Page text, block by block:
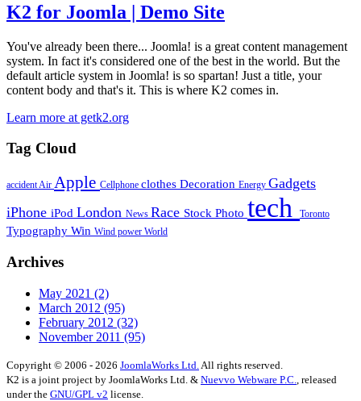
K2 for Joomla | Demo Site
You've already been there... Joomla! is a great content management
system. In fact it's considered one of the best in the world. But the
default article system in Joomla! is so spartan! Just a title, your
content body and that's it. This is where K2 comes in.
Learn more at getk2.org
Tag Cloud
accidentAir Apple Cellphone clothes Decoration Energy Gadgets
iPhone iPod London News Race Stock Photo tech Toronto
Typography Win Wind power World
Archives
May 2021 (2)
March 2012 (95)
February 2012 (32)
November 2011 (95)
Copyright © 2006 - 2026 JoomlaWorks Ltd. All rights reserved.
K2 is a joint project by JoomlaWorks Ltd. & Nuevvo Webware P.C.
, released
under the GNU/GPL v2 license.